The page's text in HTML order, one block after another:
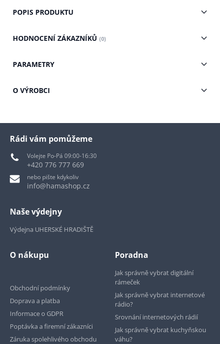
POPIS PRODUKTU
HODNOCENÍ ZÁKAZNÍKŮ (0)
PARAMETRY
O VÝROBCI
Rádi vám pomůžeme
Volejte Po-Pá 09:00-16:30
+420 776 777 669
nebo pište kdykoliv
info@hamashop.cz
Naše výdejny
Výdejna UHERSKÉ HRADIŠTĚ
O nákupu
Obchodní podmínky
Doprava a platba
Informace o GDPR
Poptávka a firemní zákazníci
Záruka spolehlivého obchodu
Poradna
Jak správně vybrat digitální
rámeček
Jak správně vybrat internetové
rádio?
Srovnání internetových rádií
Jak správně vybrat kuchyňskou
váhu?